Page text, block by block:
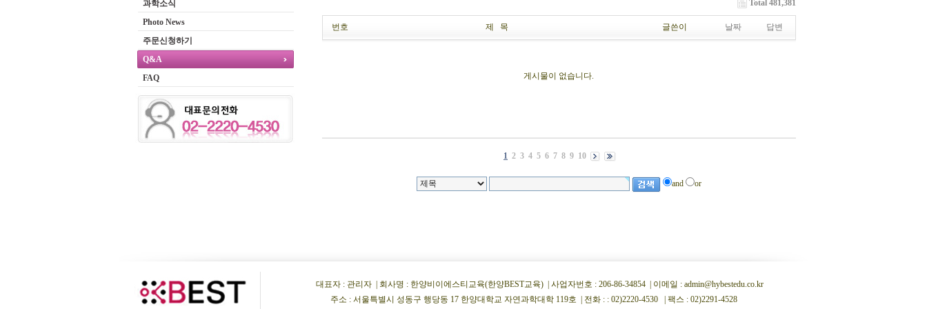
과학소식
Photo News
주문신청하기
Q&A
FAQ
Total 481,381
번호 제 목 글쓴이 날짜 답변
게시물이 없습니다.
1 2 3 4 5 6 7 8 9 10
and or
대표자 : 관리자 | 회사명 : 한양비이에스티교육(한양BEST교육) | 사업자번호 : 206-86-34854 | 이메일 : admin@hybestedu.co.kr
주소 : 서울특별시 성동구 행당동 17 한양대학교 자연과학대학 119호 | 전화 : : 02)2220-4530 | 팩스 : 02)2291-4528